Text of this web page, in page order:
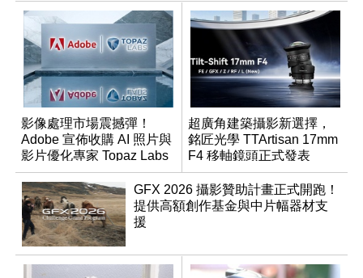
影像處理市場震撼彈！
Adobe 宣佈收購 AI 照片與
影片優化專家 Topaz Labs
超廣角建築攝影新選擇，
銘匠光學 TTArtisan 17mm
F4 移軸鏡頭正式發表
GFX 2026 攝影贊助計畫正式開跑！
提供高額創作基金與中片幅器材支
援